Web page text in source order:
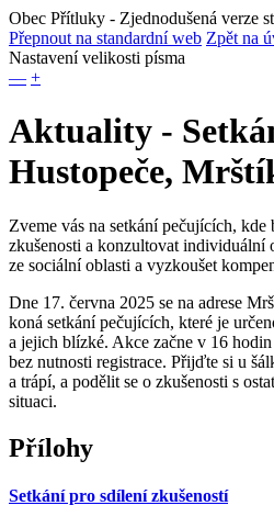
Obec Přítluky - Zjednodušená verze
Přepnout na standardní web Zpět na
Nastavení velikosti písma
— +
Aktuality -
Hustopeče,
Zveme vás na setkání pečujících, kde
zkušenosti a konzultovat
ze sociální oblasti a vyzkoušet
Dne 17. června 2025 se na adrese
koná setkání pečujících, které je
a jejich blízké. Akce začne v 16 hodin
bez nutnosti registrace. Přijďte si u
a trápí, a podělit se o zkušenosti s
situaci.
Přílohy
Setkání pro sdílení zkušeností